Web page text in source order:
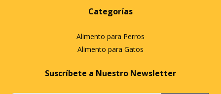
Categorías
Alimento para Perros
Alimento para Gatos
Suscríbete a Nuestro Newsletter